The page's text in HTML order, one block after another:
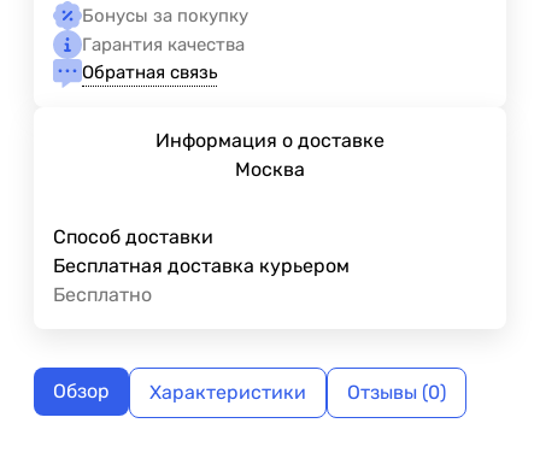
Бонусы за покупку
Гарантия качества
Обратная связь
Информация о доставке
Москва
Способ доставки
Бесплатная доставка курьером
Бесплатно
Обзор Характеристики Отзывы (0)